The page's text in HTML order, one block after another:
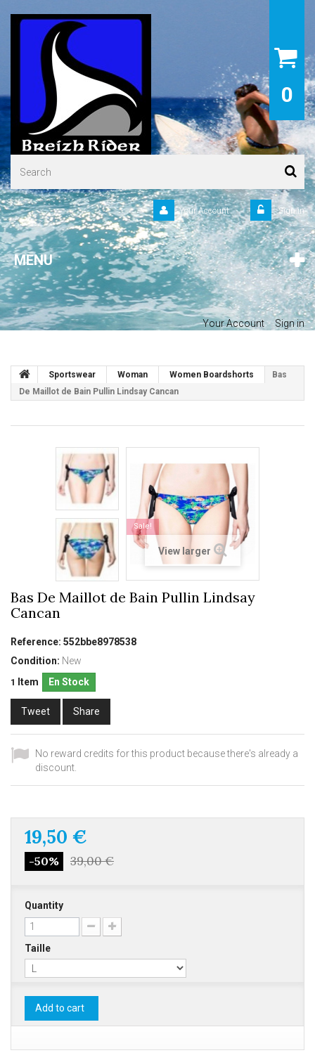
0
Sign in
Your Account
MENU
Your Account Sign in
Sportswear Woman Women Boardshorts
Bas
De Maillot de Bain Pullin Lindsay Cancan
Sale!
View larger
Bas De Maillot de Bain Pullin Lindsay
Cancan
Reference: 552bbe8978538
Condition: New
1 Item En Stock
Tweet Share
No reward credits for this product because there's already a
discount.
19,50 €
-50% 39,00 €
Quantity
Taille
Add to cart